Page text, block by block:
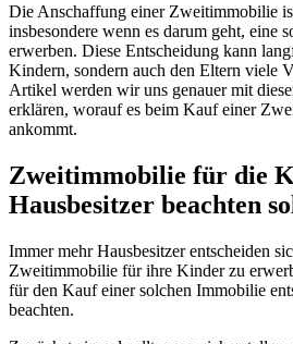
Die Anschaffung einer Zweitimmobilie
insbesondere wenn es darum geht, eine
erwerben. Diese Entscheidung kann
Kindern, sondern auch den Eltern viele
Artikel werden wir uns genauer mit
erklären, worauf es beim Kauf einer
ankommt.
Zweitimmobilie für die
Hausbesitzer beachten
Immer mehr Hausbesitzer entscheiden
Zweitimmobilie für ihre Kinder zu
für den Kauf einer solchen Immobilie
beachten.